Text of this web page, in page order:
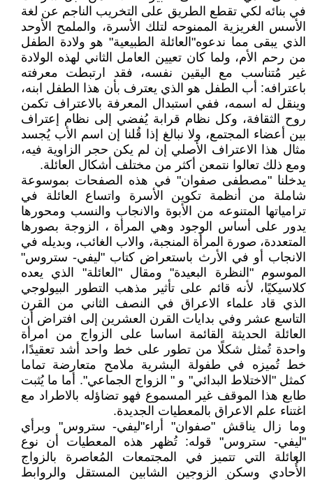
في بنائه لكي تقطع الطريق على التخريب الناجم عن لغة
الأسس الغريزية الممنوحه لتلك الأسرة، والملمح الأوحد
الذي يبقى مما ندعوه"العائلة الطبيعية" هو ولادة الطفل
من رحم الأم، ولما كان تعيين العامل الثاني لهذه الولادة
غير مُتناسب مع اليقين نفسه، فقد ارتبطت معرفته
باعترافه: أب الطفل هو الذي يعترف بأن هذا الطفل ابنه،
وينقل له اسمه، ففي استبدال المعرفة بالاعتراف تكمن
روح الثقافة، وكل نظام قرابة يُفضي إلى نظام إعتراف
بين أعضاء المجتمع، ولا نبالغ إذا قُلنا إن اسم الأب يُجسد
مثال هذا الاعتراف الأصلي إن لم يكن حجر الزاوية فيه،
ومع ذلك تعالوا نتمعن أكثر من مختلف أشكال العائلة.
يدخلنا "مصطفى صفوان" في هذه الصفحات بموسوعة
شاملة من أنظمة تكوين الأسرة واتساع العائلة في
ترامياتها المتنوعه من الأبوة والانجاب والنسب ومحورها
يدور على أساس الوجود وهي المرأة ، الزوجة بصورها
المتعددة، صورة المرأة المنجبة، والاب الغائب، وبديله في
الانجاب أو في الأرث باستعراض كتاب "ليفي- ستروس"
الموسوم "النظرة البعيدة" ومقال "العائلة" الذي يعده
كلاسيكيًا، لأنه قائم على تأثير مذهب التطور البيولوجي
الذي قاد علماء الاعراق في النصف الثاني من القرن
التاسع عشر وفي بدايات القرن العشرين إلى افتراض أن
العائلة الحديثة القائمة اساسا على الزواج من امرأة
واحدة تُمثل شكلًا من تطور على خط واحد أشد تعقيدًا،
خط تُميزه في طفولة البشرية ملامح متعارضة تماما
كمثل "الاختلاط البدائي" و " الزواج الجماعي". أما ما يُثبت
طابع هذا الموقف غير المسموع فهو تضاؤله بالاطراد مع
اغتناء علم الاعراق بالمعطيات الجديدة.
وما زال يناقش "صفوان" أراء"ليفي- ستروس" وبرأي
"ليفي- ستروس" قوله: تُظهر هذه المعطيات أن نوع
العائلة التي تتميز في المجتمعات المُعاصرة بالزواج
الأُحادي وسكن الزوجين الشابين المستقل والروابط